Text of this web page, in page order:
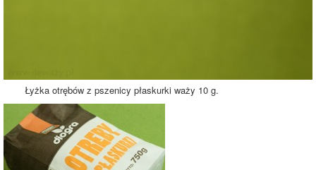
Łyżka otrębów z pszenicy płaskurki waży 10 g.